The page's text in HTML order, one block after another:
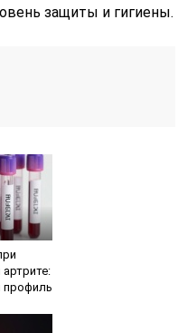
защиты и гигиены.
профиль